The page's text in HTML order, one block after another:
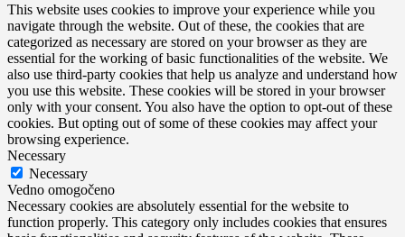
This website uses cookies to improve your experience while you
navigate through the website. Out of these, the cookies that are
categorized as necessary are stored on your browser as they are
essential for the working of basic functionalities of the website. We
also use third-party cookies that help us analyze and understand how
you use this website. These cookies will be stored in your browser
only with your consent. You also have the option to opt-out of these
cookies. But opting out of some of these cookies may affect your
browsing experience.
Necessary
Necessary
Vedno omogočeno
Necessary cookies are absolutely essential for the website to
function properly. This category only includes cookies that ensures